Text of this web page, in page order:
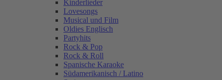
Kinderlieder
Lovesongs
Musical und Film
Oldies Englisch
Partyhits
Rock & Pop
Rock & Roll
Spanische Karaoke
Südamerikanisch / Latino